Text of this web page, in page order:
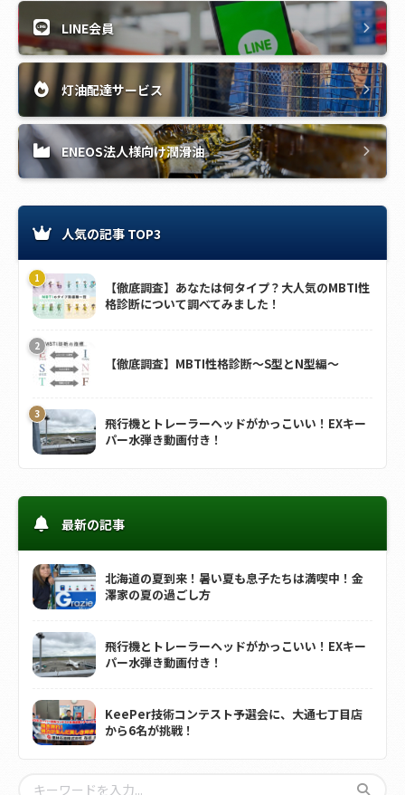
LINE会員
灯油配達サービス
ENEOS法人様向け潤滑油
人気の記事 TOP3
【徹底調査】あなたは何タイプ？大人気のMBTI性
格診断について調べてみました！
【徹底調査】MBTI性格診断～S型とN型編～
飛行機とトレーラーヘッドがかっこいい！EXキー
パー水弾き動画付き！
最新の記事
北海道の夏到来！暑い夏も息子たちは満喫中！金
澤家の夏の過ごし方
飛行機とトレーラーヘッドがかっこいい！EXキー
パー水弾き動画付き！
KeePer技術コンテスト予選会に、大通七丁目店
から6名が挑戦！